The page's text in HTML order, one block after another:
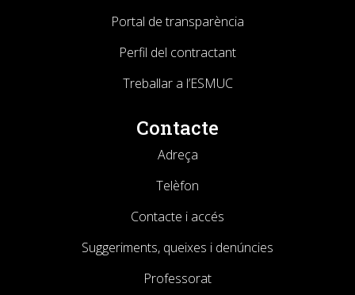
Portal de transparència
Perfil del contractant
Treballar a l’ESMUC
Contacte
Adreça
Telèfon
Contacte i accés
Suggeriments, queixes i denúncies
Professorat